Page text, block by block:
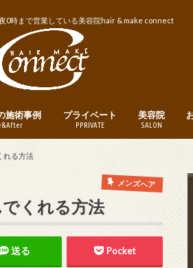
0時まで営業している美容院hair & make connect
施術事例 プライベート
PPRIVATE
美容院
SALON
れる方法
メンズヘア
くれる方法
送る Pocket